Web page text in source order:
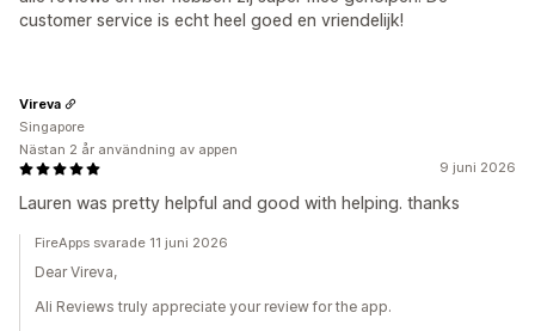
customer service is echt heel goed en vriendelijk!
9 juni 2026
Lauren was pretty helpful and good with helping. thanks
Vireva
Singapore
Nästan 2 år användning av appen
FireApps svarade 11 juni 2026
Dear Vireva,
Ali Reviews truly appreciate your review for the app.